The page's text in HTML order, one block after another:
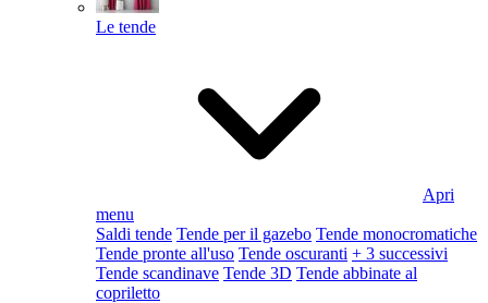
Le tende
Apri
menu
Saldi tende Tende per il gazebo Tende monocromatiche
Tende pronte all'uso Tende oscuranti + 3 successivi
Tende scandinave Tende 3D Tende abbinate al
copriletto